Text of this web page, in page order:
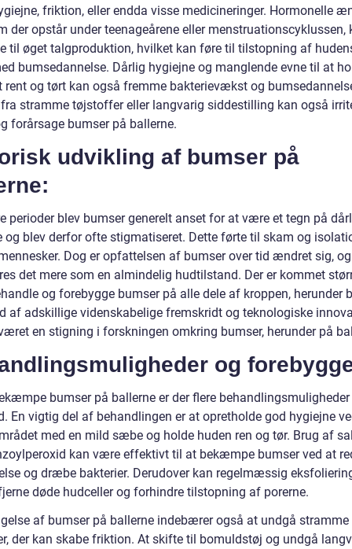
friktion, eller endda visse medicineringer. Hormonelle
der opstår under teenageårene eller menstruationscyklussen,
til øget talgproduktion, hvilket kan føre til tilstopning af
bumsedannelse. Dårlig hygiejne og manglende evne til at
rent og tørt kan også fremme bakterievækst og
stramme tøjstoffer eller langvarig siddestilling kan også
forårsage bumser på ballerne.
udvikling af bumser på
perioder blev bumser generelt anset for at være et tegn på
og blev derfor ofte stigmatiseret. Dette førte til skam og
Dog er opfattelsen af bumser over tid ændret sig,
det mere som en almindelig hudtilstand. Der er kommet
og forebygge bumser på alle dele af kroppen, herunder
af adskillige videnskabelige fremskridt og teknologiske
en stigning i forskningen omkring bumser, herunder på
og
bumser på ballerne er der flere
En vigtig del af behandlingen er at opretholde god hygiejne
med en mild sæbe og holde huden ren og tør. Brug af
kan være effektivt til at bekæmpe bumser ved at
og dræbe bakterier. Derudover kan regelmæssig
døde hudceller og forhindre tilstopning af porerne.
af bumser på ballerne indebærer også at undgå stramme
der kan skabe friktion. At skifte til bomuldstøj og undgå